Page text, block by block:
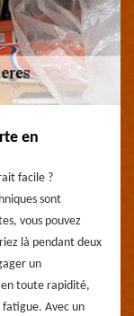
en
facile ?
sont
vous pouvez
là pendant deux
un
en toute rapidité,
Avec un